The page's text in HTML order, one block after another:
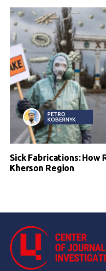
PETRO
KOBERNYK
Sick Fabrications: How
Kherson Region